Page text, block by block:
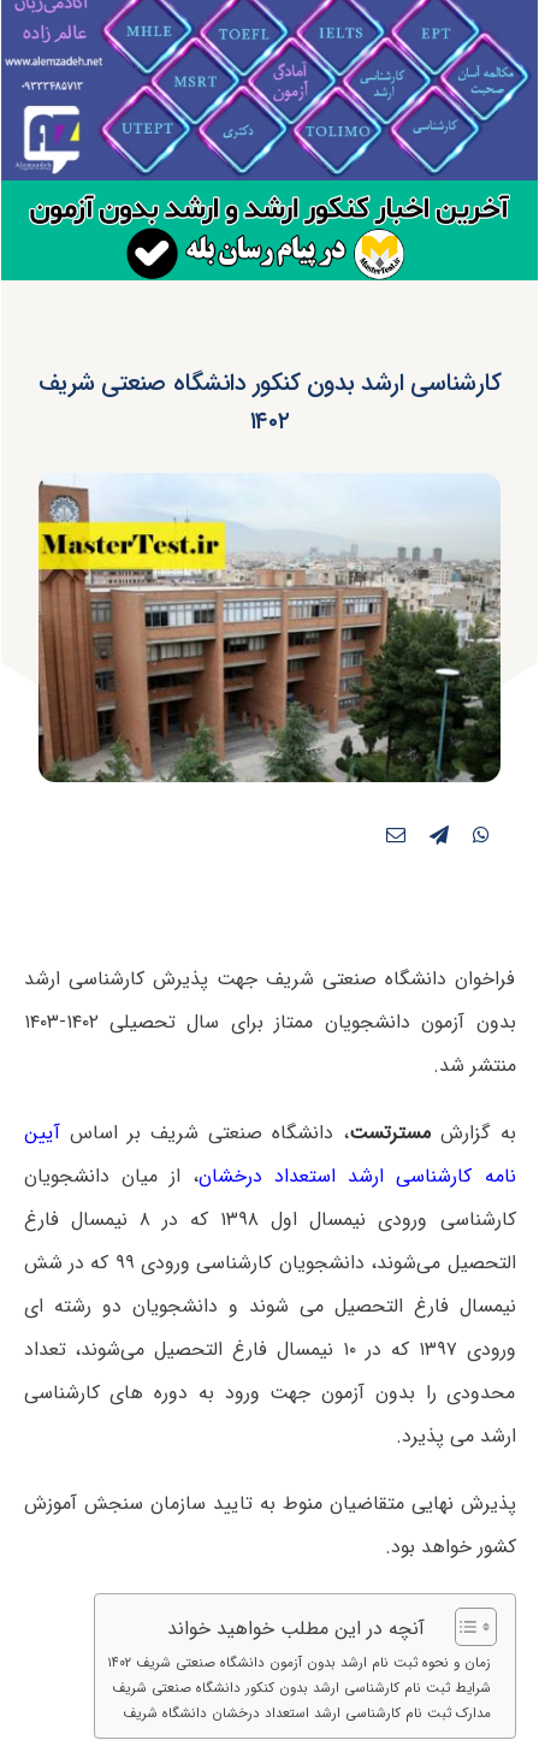
کارشناسی ارشد بدون کنکور دانشگاه صنعتی شریف
۱۴۰۲
فراخوان دانشگاه صنعتی شریف جهت پذیرش کارشناسی ارشد
بدون آزمون دانشجویان ممتاز برای سال تحصیلی ۱۴۰۲-۱۴۰۳
منتشر شد.
به گزارش مسترتست، دانشگاه صنعتی شریف بر اساسآیین
نامه کارشناسی ارشد استعداد درخشان، از میان دانشجویان
کارشناسی ورودی نیمسال اول ۱۳۹۸ که در ۸ نیمسال فارغ
التحصیل می‌شوند، دانشجویان کارشناسی ورودی ۹۹ که در شش
نیمسال فارغ التحصیل می شوند و دانشجویان دو رشته ای
ورودی ۱۳۹۷ که در ۱۰ نیمسال فارغ التحصیل می‌شوند، تعداد
محدودی را بدون آزمون جهت ورود به دوره های کارشناسی
ارشد می پذیرد.
پذیرش نهایی متقاضیان منوط به تایید سازمان سنجش آموزش
کشور خواهد بود.
آنچه در این مطلب خواهید خواند
زمان و نحوه ثبت نام ارشد بدون آزمون دانشگاه صنعتی شریف ۱۴۰۲
شرایط ثبت نام کارشناسی ارشد بدون کنکور دانشگاه صنعتی شریف
مدارک ثبت نام کارشناسی ارشد استعداد درخشان دانشگاه شریف